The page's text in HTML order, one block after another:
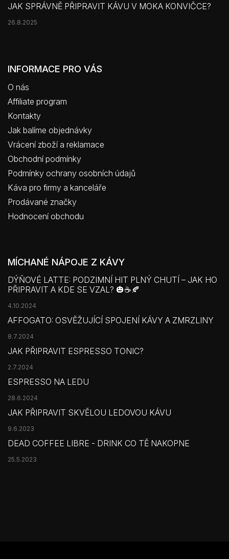
JAK SPRÁVNĚ PŘIPRAVIT KÁVU V MOKA KONVIČCE?
26.8.2025
INFORMACE PRO VÁS
O nás
Affiliate program
Kontakty
Jak balíme objednávky
Vrácení zboží a reklamace
Obchodní podmínky
Podmínky ochrany osobních údajů
Káva pro firmy a kanceláře
Prodávané značky
Hodnocení obchodu
MÍCHANÉ NÁPOJE Z KÁVY
DÝŇOVÉ LATTE: PODZIMNÍ HIT PLNÝ CHUTÍ – JAK HO
PŘIPRAVIT A KDE SE VZAL? 🎃☕🍂
4.10.2024
AFFOGATO: OSVĚŽUJÍCÍ SPOJENÍ KÁVY A ZMRZLINY
8.7.2024
JAK PŘIPRAVIT ESPRESSO TONIC?
2.7.2024
ESPRESSO NA LEDU
28.6.2024
JAK PŘIPRAVIT SKVĚLOU LEDOVOU KÁVU
9.6.2023
DEAD COFFEE LIBRE - DRINK CO TĚ NAKOPNE
25.5.2023